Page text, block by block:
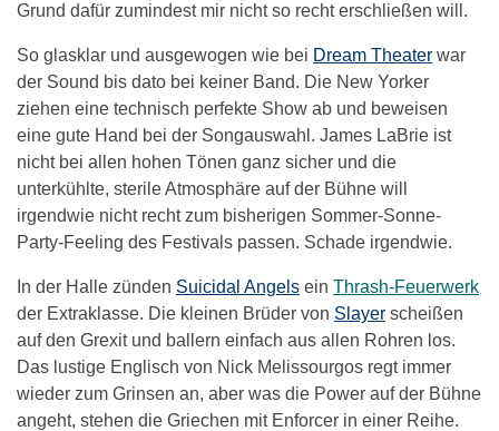
Grund dafür zumindest mir nicht so recht erschließen will.
So glasklar und ausgewogen wie bei Dream Theater war
der Sound bis dato bei keiner Band. Die New Yorker
ziehen eine technisch perfekte Show ab und beweisen
eine gute Hand bei der Songauswahl. James LaBrie ist
nicht bei allen hohen Tönen ganz sicher und die
unterkühlte, sterile Atmosphäre auf der Bühne will
irgendwie nicht recht zum bisherigen Sommer-Sonne-
Party-Feeling des Festivals passen. Schade irgendwie.
In der Halle zünden Suicidal Angels ein Thrash-Feuerwerk
der Extraklasse. Die kleinen Brüder von Slayer scheißen
auf den Grexit und ballern einfach aus allen Rohren los.
Das lustige Englisch von Nick Melissourgos regt immer
wieder zum Grinsen an, aber was die Power auf der Bühne
angeht, stehen die Griechen mit Enforcer in einer Reihe.